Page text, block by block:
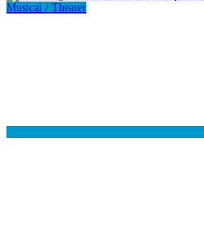
Musical / Theater